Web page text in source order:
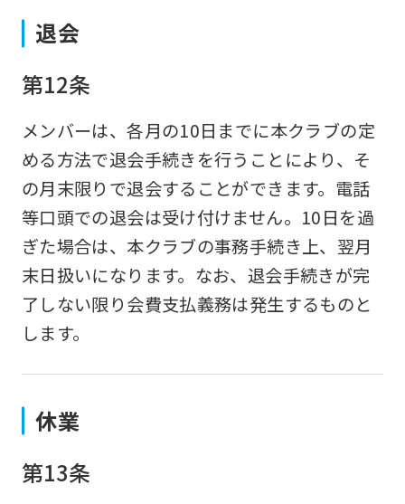
退会
第12条
メンバーは、各月の10日までに本クラブの定
める方法で退会手続きを行うことにより、そ
の月末限りで退会することができます。電話
等口頭での退会は受け付けません。10日を過
ぎた場合は、本クラブの事務手続き上、翌月
末日扱いになります。なお、退会手続きが完
了しない限り会費支払義務は発生するものと
します。
休業
第13条
However,
if
you
use
an
automatic
translation
service,
Japanese